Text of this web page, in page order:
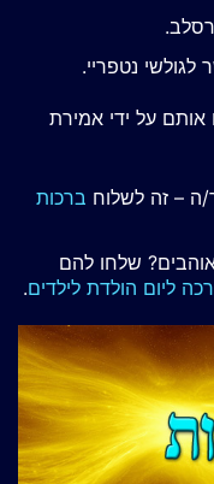
לגולשי נטפריי.
אותם על ידי אמירת
ה – זה לשלוח ברכות
שלחו להם
ליום הולדת לילדים.